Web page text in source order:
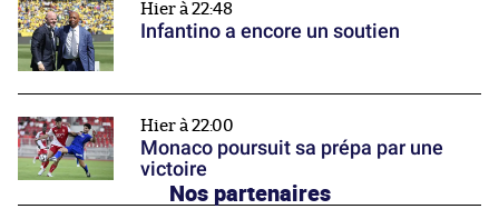
Hier à 22:48
Infantino a encore un soutien
Hier à 22:00
Monaco poursuit sa prépa par une
victoire
Nos partenaires